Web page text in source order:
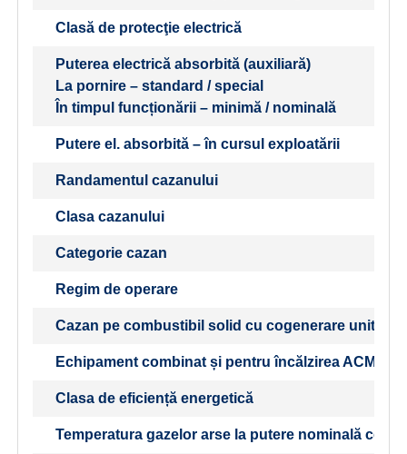
Clasă de protecţie electrică
Puterea electrică absorbită (auxiliară)
La pornire – standard / special
În timpul funcționării – minimă / nominală
Putere el. absorbită – în cursul exploatării
Randamentul cazanului
Clasa cazanului
Categorie cazan
Regim de operare
Cazan pe combustibil solid cu cogenerare unitate
Echipament combinat și pentru încălzirea ACM
Clasa de eficiență energetică
Temperatura gazelor arse la putere nominală